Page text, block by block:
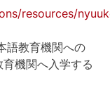
resources/
語教育機関への
機関へ入学する